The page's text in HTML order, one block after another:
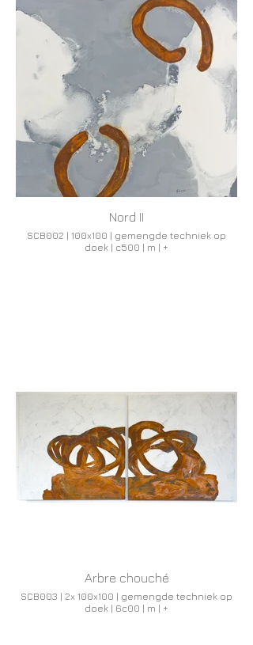
Nord II
SCB002 | 100x100 | gemengde techniek op
doek | c500 | m | +
Arbre chouché
SCB003 | 2x 100x100 | gemengde techniek op
doek | 6c00 | m | +